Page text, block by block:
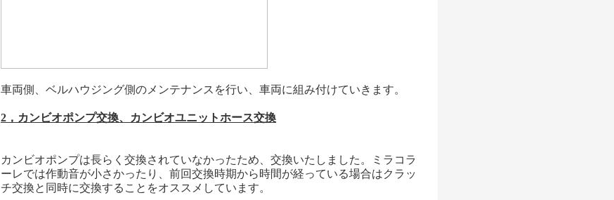
車両側、ベルハウジング側のメンテナンスを行い、車両に組み付けていきます。
2，カンビオポンプ交換、カンビオユニットホース交換
カンビオポンプは長らく交換されていなかったため、交換いたしました。ミラコラ
ーレでは作動音が小さかったり、前回交換時期から時間が経っている場合はクラッ
チ交換と同時に交換することをオススメしています。